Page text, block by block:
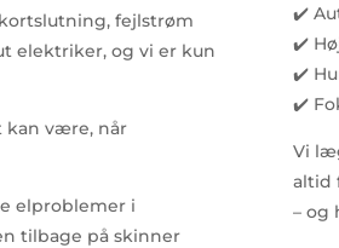
fejlstrøm
elektriker, og vi er kun
kan være, når
elproblemer i
tilbage på skinner
✔️
✔️
✔️
✔️
Vi
altid
– og